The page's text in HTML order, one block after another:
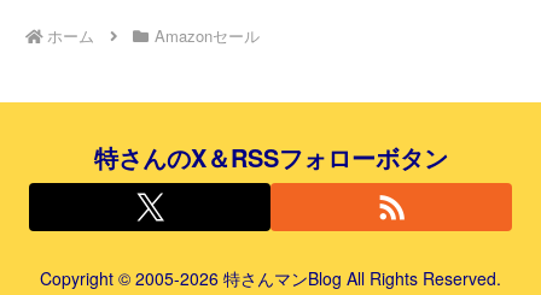
ホーム Amazonセール
特さんのX＆RSSフォローボタン
Copyright © 2005-2026 特さんマンBlog All Rights Reserved.